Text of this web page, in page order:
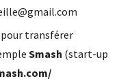
transférer
Smash (start-up